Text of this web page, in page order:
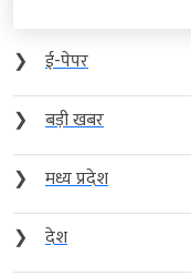
❯
ई-पेपर
❯
बड़ी खबर
❯
मध्य प्रदेश
❯
देश